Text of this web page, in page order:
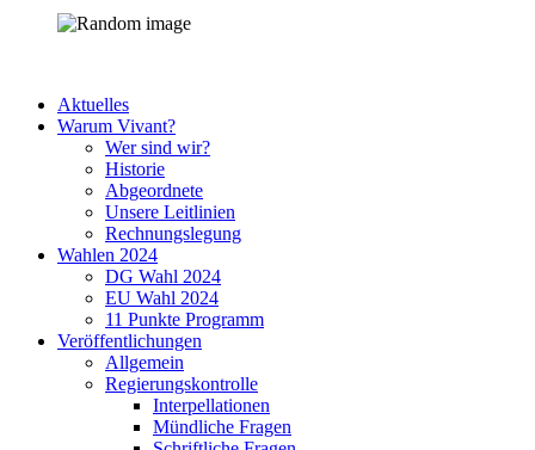
Aktuelles
Warum Vivant?
Wer sind wir?
Historie
Abgeordnete
Unsere Leitlinien
Rechnungslegung
Wahlen 2024
DG Wahl 2024
EU Wahl 2024
11 Punkte Programm
Veröffentlichungen
Allgemein
Regierungskontrolle
Interpellationen
Mündliche Fragen